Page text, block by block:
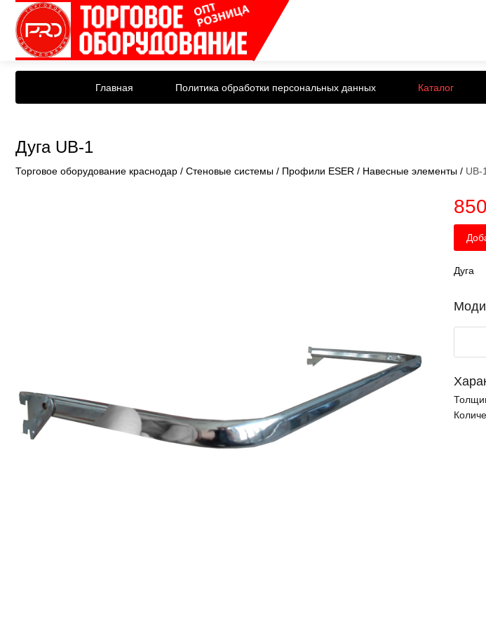
Главная Политика обработки персональных данных Каталог
Дуга UB-1
Торговое оборудование краснодар / Стеновые системы / Профили ESER / Навесные элементы / UB-
Дуга